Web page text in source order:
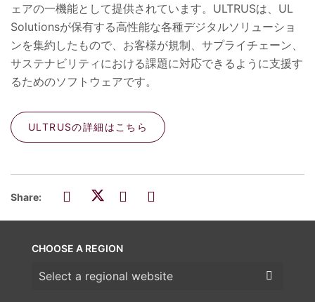
ェアの一機能として提供されています。ULTRUSは、UL
Solutionsが保有する高性能な各種デジタルソリューショ
ンを集約したもので、お客様が規制、サプライチェーン、
サステナビリティにおける課題に対応できるように支援す
るためのソフトウェアです。
ULTRUSの詳細はこちら
Share:
CHOOSE A REGION
Choose a region